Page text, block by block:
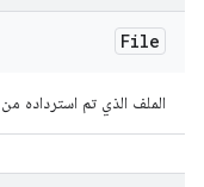
File
الملف الذي تم استرداده